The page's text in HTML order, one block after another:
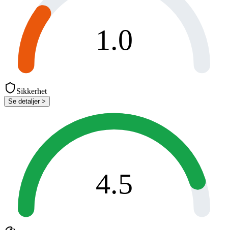
1.0
Sikkerhet
Se detaljer >
4.5